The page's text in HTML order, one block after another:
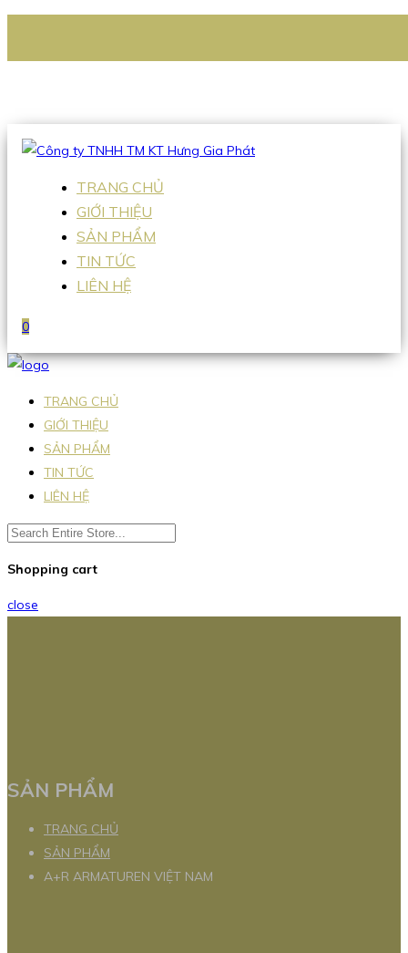
Hotline:0938 336 079
TRANG CHỦ
GIỚI THIỆU
SẢN PHẨM
TIN TỨC
LIÊN HỆ
0
TRANG CHỦ
GIỚI THIỆU
SẢN PHẨM
TIN TỨC
LIÊN HỆ
Shopping cart
close
SẢN PHẨM
TRANG CHỦ
SẢN PHẨM
A+R ARMATUREN VIỆT NAM